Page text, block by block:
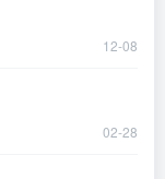
12-08
02-28